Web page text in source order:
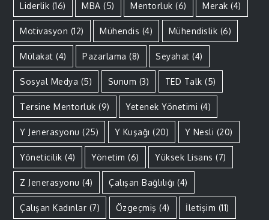
Liderlik (16) MBA (5) Mentorluk (6) Merak (4)
Motivasyon (12) Mühendis (4) Mühendislik (6)
Mülakat (4) Pazarlama (8) Seyahat (4)
Sosyal Medya (5) Sunum (3) TED Talk (5)
Tersine Mentorluk (9) Yetenek Yönetimi (4)
Y Jenerasyonu (25) Y Kuşağı (20) Y Nesli (20)
Yöneticilik (4) Yönetim (6) Yüksek Lisans (7)
Z Jenerasyonu (4) Çalışan Bağlılığı (4)
Çalışan Kadınlar (7) Özgeçmiş (4) İletişim (11)